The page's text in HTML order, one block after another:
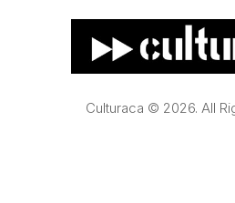
Culturaca © 2026. All